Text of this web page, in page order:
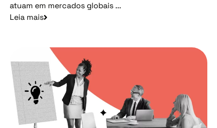
atuam em mercados globais ...
Leia mais